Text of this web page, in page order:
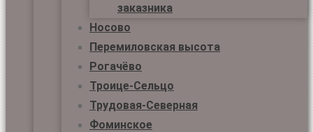
заказника
Носово
Перемиловская высота
Рогачёво
Троице-Сельцо
Трудовая-Северная
Фоминское